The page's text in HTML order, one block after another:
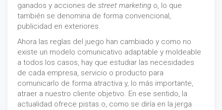
ganados y acciones de street marketing o, lo que
también se denomina de forma convencional,
publicidad en exteriores.
Ahora las reglas del juego han cambiado y como no
existe un modelo comunicativo adaptable y moldeable
a todos los casos, hay que estudiar las necesidades
de cada empresa, servicio o producto para
comunicarlo de forma atractiva y, lo más importante,
atraer a nuestro cliente objetivo. En ese sentido, la
actualidad ofrece pistas o, como se diría en la jerga